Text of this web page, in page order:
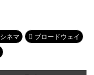
ネマ ブロードウェイ